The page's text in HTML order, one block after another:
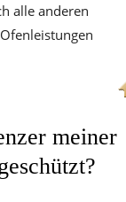
alle anderen
meiner